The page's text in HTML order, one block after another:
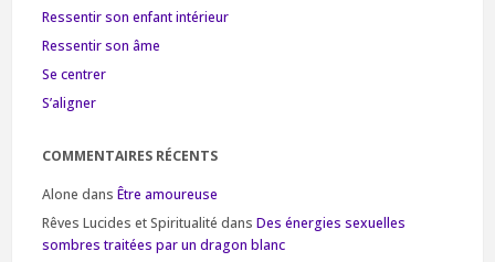
Ressentir son enfant intérieur
Ressentir son âme
Se centrer
S’aligner
COMMENTAIRES RÉCENTS
Alone dans Être amoureuse
Rêves Lucides et Spiritualité dans Des énergies sexuelles
sombres traitées par un dragon blanc